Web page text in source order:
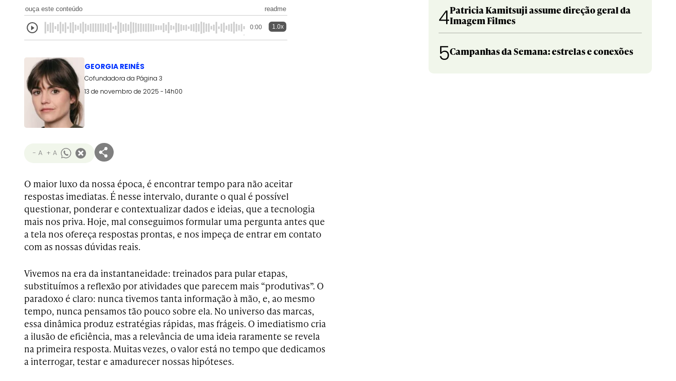
ouça este conteúdo readme
0:00 1.0x
GEORGIA REINÉS
Cofundadora da Página 3
13 de novembro de 2025 - 14h00
- A + A
O maior luxo da nossa época, é encontrar tempo para não aceitar
respostas imediatas. É nesse intervalo, durante o qual é possível
questionar, ponderar e contextualizar dados e ideias, que a tecnologia
mais nos priva. Hoje, mal conseguimos formular uma pergunta antes que
a tela nos ofereça respostas prontas, e nos impeça de entrar em contato
com as nossas dúvidas reais.
Vivemos na era da instantaneidade: treinados para pular etapas,
substituímos a reflexão por atividades que parecem mais “produtivas”. O
paradoxo é claro: nunca tivemos tanta informação à mão, e, ao mesmo
tempo, nunca pensamos tão pouco sobre ela. No universo das marcas,
essa dinâmica produz estratégias rápidas, mas frágeis. O imediatismo cria
a ilusão de eficiência, mas a relevância de uma ideia raramente se revela
na primeira resposta. Muitas vezes, o valor está no tempo que dedicamos
a interrogar, testar e amadurecer nossas hipóteses.
4Patricia Kamitsuji assume direção geral da
Imagem Filmes
5Campanhas da Semana: estrelas e conexões